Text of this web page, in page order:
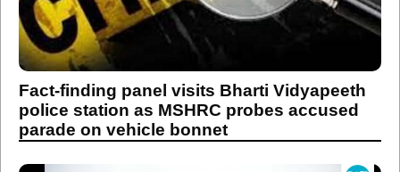
Fact-finding panel visits Bharti Vidyapeeth
police station as MSHRC probes accused
parade on vehicle bonnet